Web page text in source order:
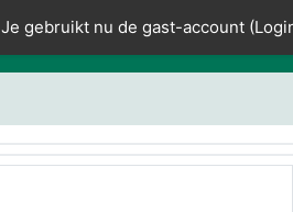
Je gebruikt nu de gast-account (